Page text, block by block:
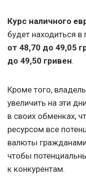
Курс наличного
будет находиться
от 48,70 до 49,05
до 49,50 гривен.
Кроме того,
увеличить на эти
в своих обменках,
ресурсом все
валюты
чтобы
к конкурентам.